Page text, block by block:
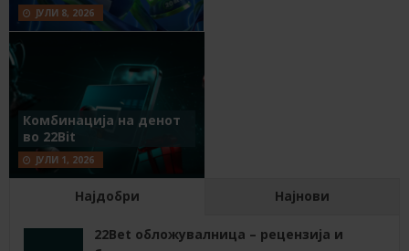
ЈУЛИ 8, 2026
Комбинација на денот
во 22Bit
ЈУЛИ 1, 2026
Најдобри Најнови
22Bet обложувалница – рецензија и